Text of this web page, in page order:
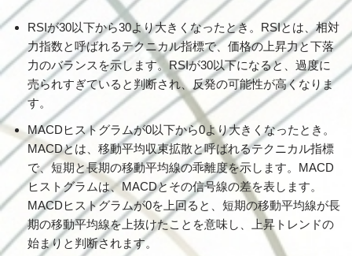
RSIが30以下から30より大きくなったとき。RSIとは、相対
力指数と呼ばれるテクニカル指標で、価格の上昇力と下落
力のバランスを示します。RSIが30以下になると、過度に
売られすぎていると判断され、反発の可能性が高くなりま
す。
MACDヒストグラムが0以下から0より大きくなったとき。
MACDとは、移動平均収束拡散と呼ばれるテクニカル指標
で、短期と長期の移動平均線の乖離度を示します。MACD
ヒストグラムは、MACDとその信号線の差を表します。
MACDヒストグラムが0を上回ると、短期の移動平均線が長
期の移動平均線を上抜けたことを意味し、上昇トレンドの
始まりと判断されます。